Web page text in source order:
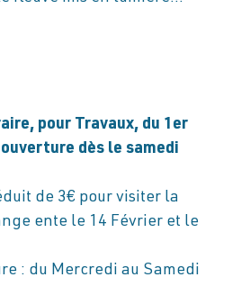
pour Travaux, du 1er
dès le samedi
de 3€ pour visiter la
ente le 14 Février et le
: du Mercredi au Samedi